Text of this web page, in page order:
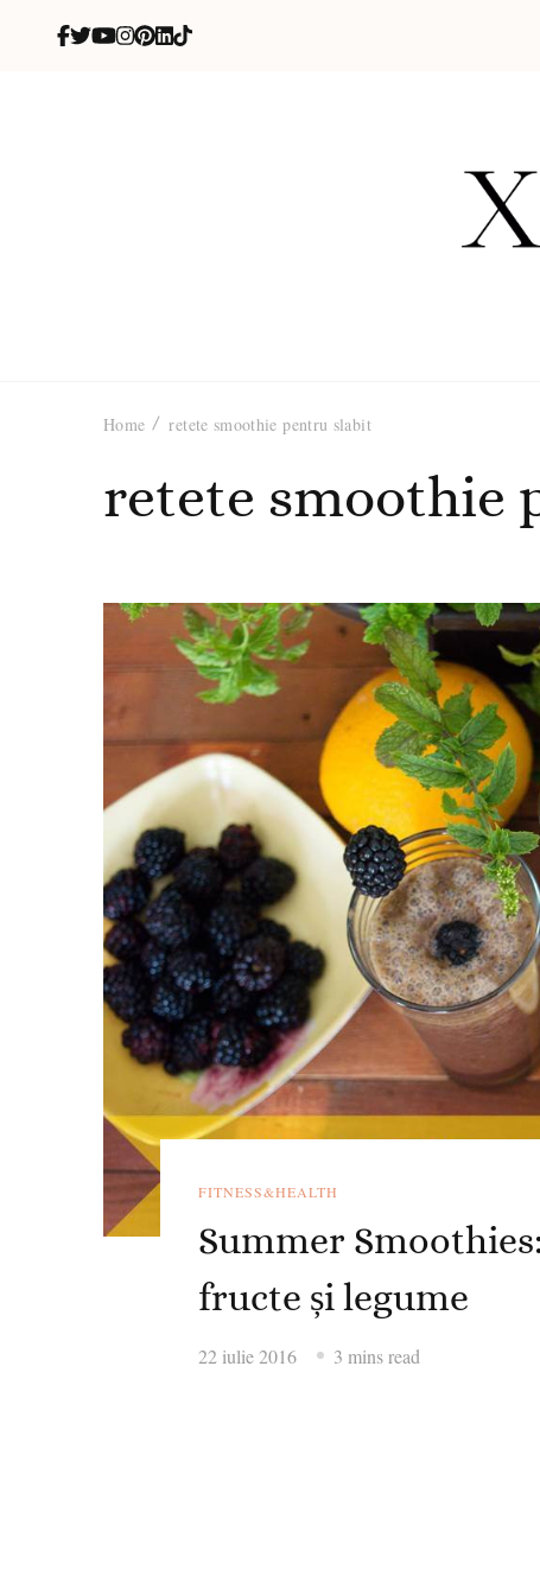
Home retete smoothie pentru slabit
retete smoothie
FITNESS&HEALTH
Summer
fructe și legume
22 iulie 2016 3 mins read